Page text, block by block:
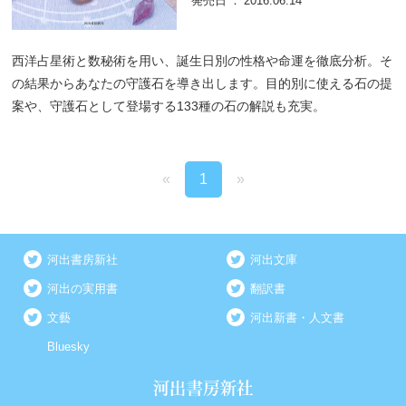
西洋占星術と数秘術を用い、誕生日別の性格や命運を徹底分析。そ
の結果からあなたの守護石を導き出します。目的別に使える石の提
案や、守護石として登場する133種の石の解説も充実。
« 1 »
河出書房新社 河出文庫
河出の実用書 翻訳書
文藝 河出新書・人文書
Bluesky